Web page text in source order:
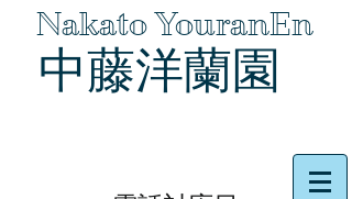
Nakato YouranEn
中藤洋蘭園